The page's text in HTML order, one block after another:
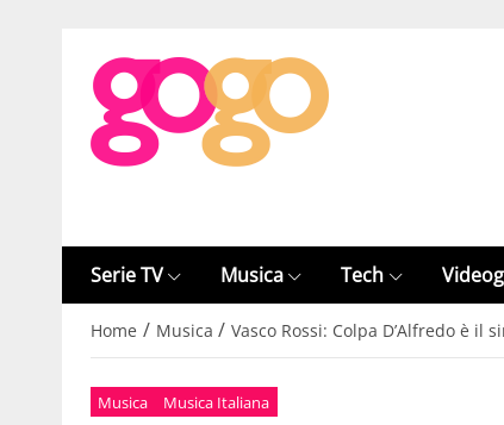
Serie TV Musica Tech
Home / Musica / Vasco Rossi: Colpa D’Alfredo è il
Musica Musica Italiana